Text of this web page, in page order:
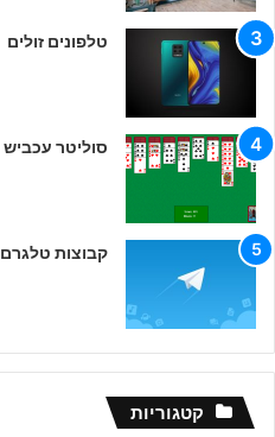
טלפונים זולים
סוליטר עכביש
קבוצות טלגרם
קטגוריות